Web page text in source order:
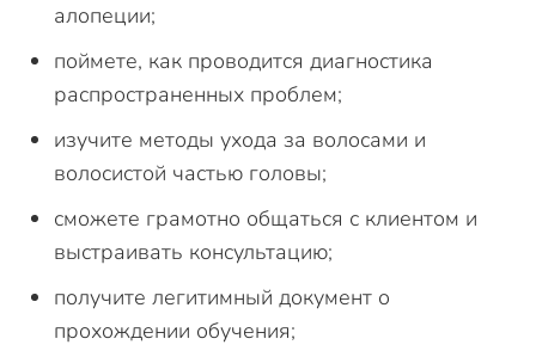
алопеции;
поймете, как проводится диагностика
распространенных проблем;
изучите методы ухода за волосами и
волосистой частью головы;
сможете грамотно общаться с клиентом и
выстраивать консультацию;
получите легитимный документ о
прохождении обучения;